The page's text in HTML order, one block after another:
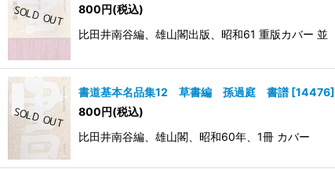
800円(税込)
比田井南谷編、雄山閣出版、昭和61 重版カバー 並
書道基本名品集12 草書編 孫過庭 書譜 [14476]
800円(税込)
比田井南谷編、雄山閣、昭和60年、1冊 カバー